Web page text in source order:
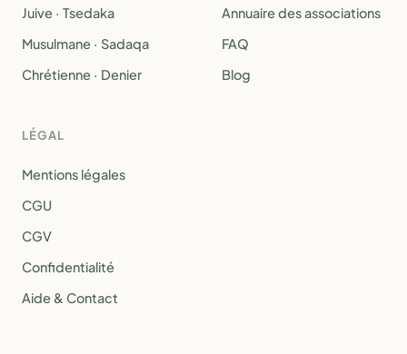
Juive · Tsedaka
Musulmane · Sadaqa
Chrétienne · Denier
Annuaire des associations
FAQ
Blog
LÉGAL
Mentions légales
CGU
CGV
Confidentialité
Aide & Contact